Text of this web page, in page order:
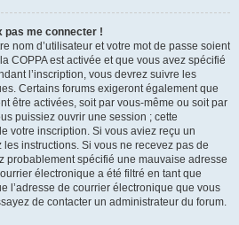
pas me connecter !
nom d’utilisateur et votre mot de passe soient
COPPA est activée et que vous avez spécifié
l’inscription, vous devrez suivre les
Certains forums exigeront également que
être activées, soit par vous-même ou soit par
puissiez ouvrir une session ; cette
votre inscription. Si vous aviez reçu un
instructions. Si vous ne recevez pas de
probablement spécifié une mauvaise adresse
électronique a été filtré en tant que
l’adresse de courrier électronique que vous
de contacter un administrateur du forum.